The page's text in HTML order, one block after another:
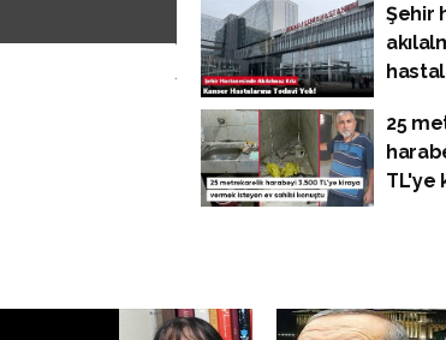
Şehir
25
TL'ye